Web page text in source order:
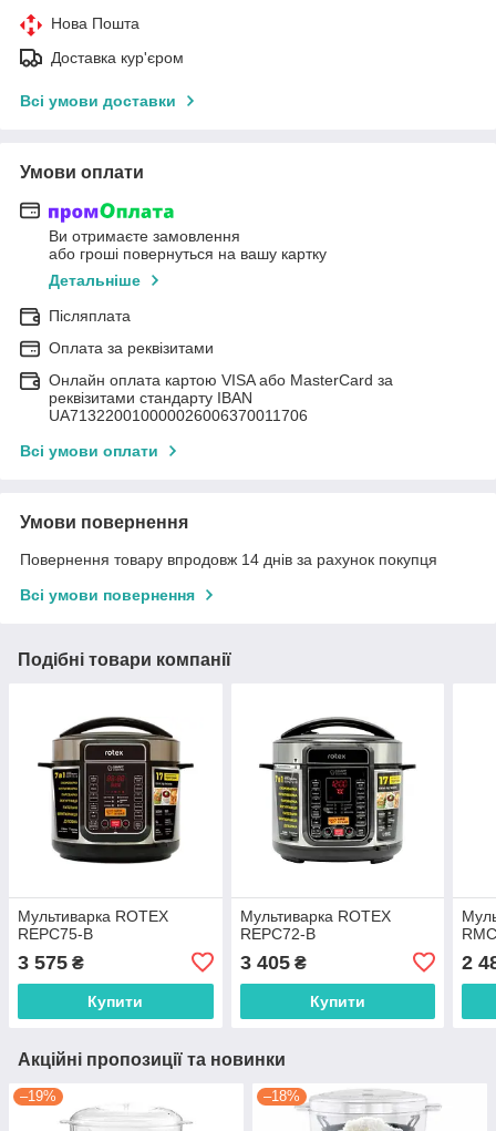
Нова Пошта
Доставка кур'єром
Всі умови доставки
Умови оплати
Ви отримаєте замовлення
або гроші повернуться на вашу картку
Детальніше
Післяплата
Оплата за реквізитами
Онлайн оплата картою VISA або MasterCard за
реквізитами стандарту IBAN
UA713220010000026006370011706
Всі умови оплати
Умови повернення
Повернення товару впродовж 14 днів за рахунок покупця
Всі умови повернення
Подібні товари компанії
Мультиварка ROTEX
REPC75-B
3 575 ₴
Купити
Мультиварка ROTEX
REPC72-B
3 405₴
Купити
2
Акційні пропозиції та новинки
–19% –18%